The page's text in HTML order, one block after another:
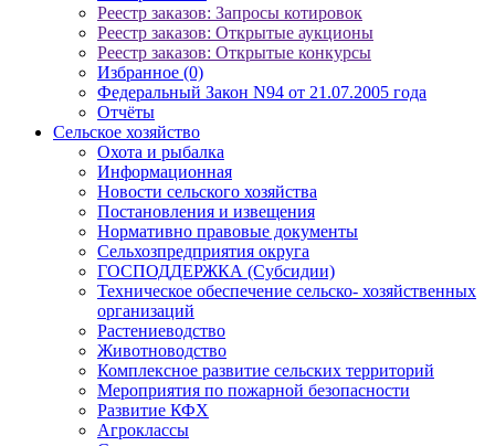
Реестр заказов: Запросы котировок
Реестр заказов: Открытые аукционы
Реестр заказов: Открытые конкурсы
Избранное (0)
Федеральный Закон N94 от 21.07.2005 года
Отчёты
Сельское хозяйство
Охота и рыбалка
Информационная
Новости сельского хозяйства
Постановления и извещения
Нормативно правовые документы
Сельхозпредприятия округа
ГОСПОДДЕРЖКА (Субсидии)
Техническое обеспечение сельско- хозяйственных
организаций
Растениеводство
Животноводство
Комплексное развитие сельских территорий
Мероприятия по пожарной безопасности
Развитие КФХ
Агроклассы